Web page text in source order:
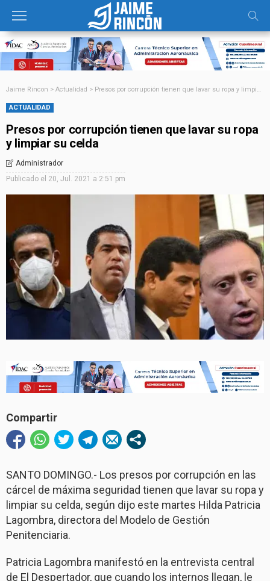
Jaime Rincon > Actualidad > Presos por corrupción tienen que lavar su ropa y limpiar su celda
ACTUALIDAD
Presos por corrupción tienen que lavar su ropa
y limpiar su celda
Administrador
Publicado el 20, Jul. 2021 a 2:51 pm
Compartir
SANTO DOMINGO.- Los presos por corrupción en las
cárcel de máxima seguridad tienen que lavar su ropa y
limpiar su celda, según dijo este martes Hilda Patricia
Lagombra, directora del Modelo de Gestión
Penitenciaria.
Patricia Lagombra manifestó en la entrevista central
de El Despertador, que cuando los internos llegan, le